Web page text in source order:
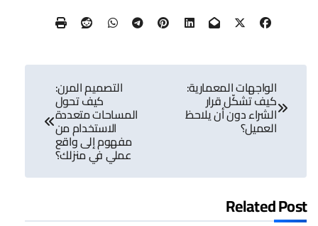
تصفّح
المقالات
الواجهات المعمارية:
كيف تشكّل قرار
الشراء دون أن يلاحظ
العميل؟
التصميم المرن:
كيف تحول
المساحات متعددة
الاستخدام من
مفهوم إلى واقع
عملي في منزلك؟
Related Post